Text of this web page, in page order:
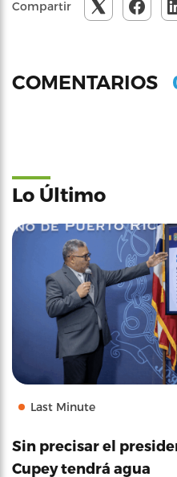
Compartir
COMENTARIOS
Lo Último
Last Minute
Sin precisar el
Cupey tendrá agua